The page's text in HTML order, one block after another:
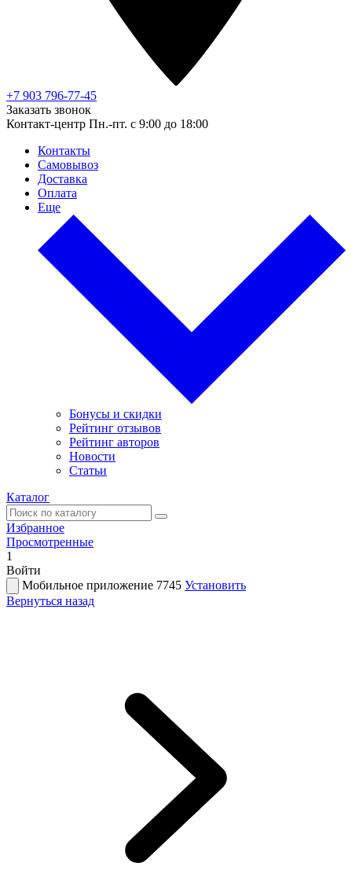
+7 903 796-77-45
Заказать звонок
Контакт-центр Пн.-пт. с 9:00 до 18:00
Контакты
Самовывоз
Доставка
Оплата
Еще
Бонусы и скидки
Рейтинг отзывов
Рейтинг авторов
Новости
Статьи
Каталог
Избранное
Просмотренные
1
Войти
Мобильное приложение 7745 Установить
Вернуться назад